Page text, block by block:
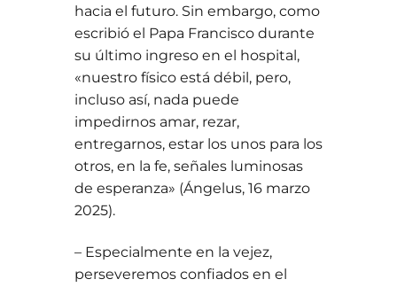
hacia el futuro. Sin embargo, como
escribió el Papa Francisco durante
su último ingreso en el hospital,
«nuestro físico está débil, pero,
incluso así, nada puede
impedirnos amar, rezar,
entregarnos, estar los unos para los
otros, en la fe, señales luminosas
de esperanza» (Ángelus, 16 marzo
2025).
– Especialmente en la vejez,
perseveremos confiados en el